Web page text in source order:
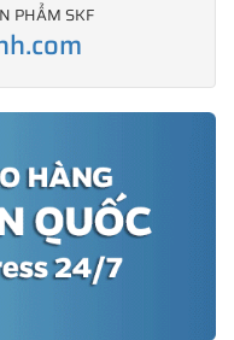
PHẨM SKF